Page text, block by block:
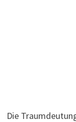
Die